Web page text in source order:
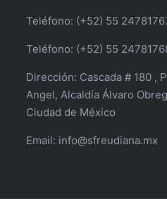
Teléfono: (+52) 55
Teléfono: (+52) 55
Dirección: Cascada # 180 ,
Angel, Alcaldía Álvaro
Ciudad de México
Email: info@sfreudiana.mx